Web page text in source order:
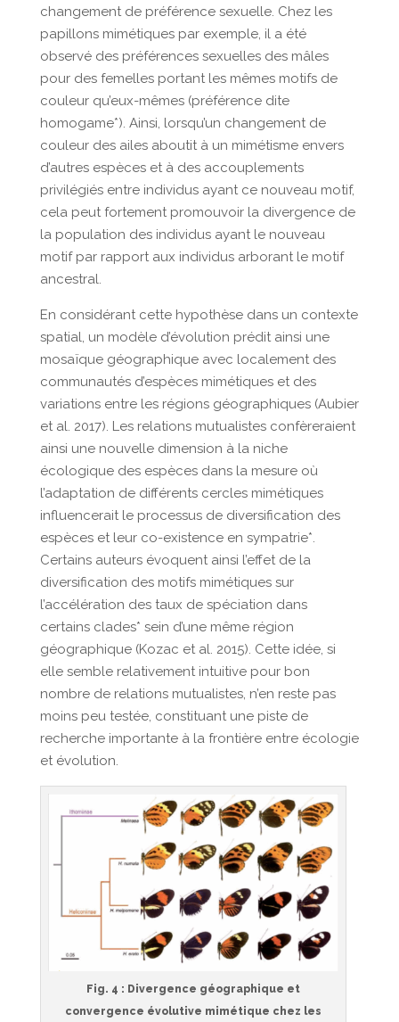
changement de préférence sexuelle. Chez les
papillons mimétiques par exemple, il a été
observé des préférences sexuelles des mâles
pour des femelles portant les mêmes motifs de
couleur qu’eux-mêmes (préférence dite
homogame*). Ainsi, lorsqu’un changement de
couleur des ailes aboutit à un mimétisme envers
d’autres espèces et à des accouplements
privilégiés entre individus ayant ce nouveau motif,
cela peut fortement promouvoir la divergence de
la population des individus ayant le nouveau
motif par rapport aux individus arborant le motif
ancestral.
En considérant cette hypothèse dans un contexte
spatial, un modèle d’évolution prédit ainsi une
mosaïque géographique avec localement des
communautés d’espèces mimétiques et des
variations entre les régions géographiques (Aubier
et al. 2017). Les relations mutualistes confèreraient
ainsi une nouvelle dimension à la niche
écologique des espèces dans la mesure où
l’adaptation de différents cercles mimétiques
influencerait le processus de diversification des
espèces et leur co-existence en sympatrie*.
Certains auteurs évoquent ainsi l’effet de la
diversification des motifs mimétiques sur
l’accélération des taux de spéciation dans
certains clades* sein d’une même région
géographique (Kozac et al. 2015). Cette idée, si
elle semble relativement intuitive pour bon
nombre de relations mutualistes, n’en reste pas
moins peu testée, constituant une piste de
recherche importante à la frontière entre écologie
et évolution.
Fig. 4 : Divergence géographique et
convergence évolutive mimétique chez les